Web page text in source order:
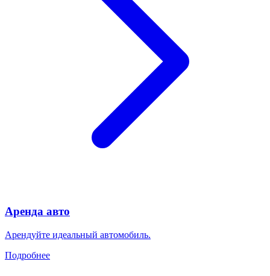
Аренда авто
Арендуйте идеальный автомобиль.
Подробнее